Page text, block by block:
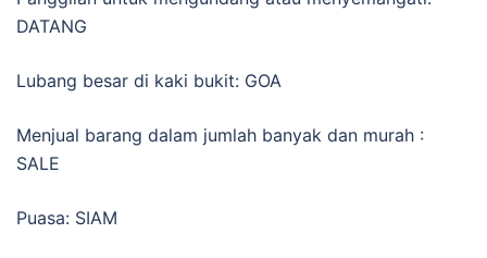
DATANG
Lubang besar di kaki bukit: GOA
Menjual barang dalam jumlah banyak dan murah :
SALE
Puasa: SIAM